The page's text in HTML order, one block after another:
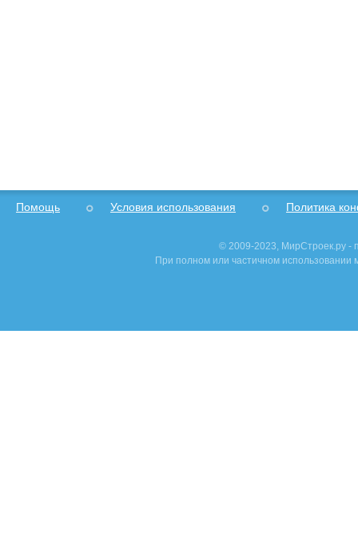
Помощь Условия использования Политика
© 2009-2023, МирСтроек.ру -
При полном или частичном использовании